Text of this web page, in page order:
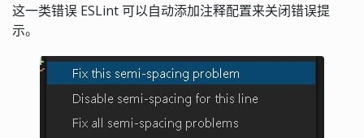
这一类错误 ESLint 可以自动添加注释配置来关闭错误提
示。